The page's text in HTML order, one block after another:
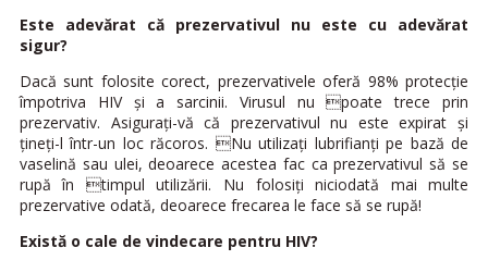
Este adevărat că prezervativul nu este cu adevărat
sigur?
Dacă sunt folosite corect, prezervativele oferă 98% protecţie
împotriva HIV şi a sarcinii. Virusul nu poate trece prin
prezervativ. Asiguraţi-vă că prezervativul nu este expirat şi
ţineţi-l într-un loc răcoros. Nu utilizaţi lubrifianţi pe bază de
vaselină sau ulei, deoarece acestea fac ca prezervativul să se
rupă în timpul utilizării. Nu folosiţi niciodată mai multe
prezervative odată, deoarece frecarea le face să se rupă!
Există o cale de vindecare pentru HIV?